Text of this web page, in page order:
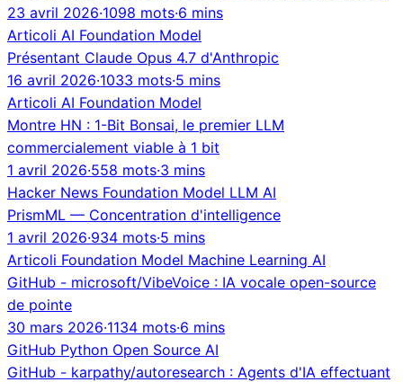
23 avril 2026·1098 mots·6 mins
Articoli AI Foundation Model
Présentant Claude Opus 4.7 d'Anthropic
16 avril 2026·1033 mots·5 mins
Articoli AI Foundation Model
Montre HN : 1-Bit Bonsai, le premier LLM
commercialement viable à 1 bit
1 avril 2026·558 mots·3 mins
Hacker News Foundation Model LLM AI
PrismML — Concentration d'intelligence
1 avril 2026·934 mots·5 mins
Articoli Foundation Model Machine Learning AI
GitHub - microsoft/VibeVoice : IA vocale open-source
de pointe
30 mars 2026·1134 mots·6 mins
GitHub Python Open Source AI
GitHub - karpathy/autoresearch : Agents d'IA effectuant